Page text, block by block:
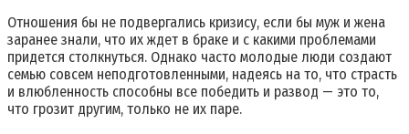
Отношения бы не подвергались кризису, если бы муж и жена
заранее знали, что их ждет в браке и с какими проблемами
придется столкнуться. Однако часто молодые люди создают
семью совсем неподготовленными, надеясь на то, что страсть
и влюбленность способны все победить и развод — это то,
что грозит другим, только не их паре.